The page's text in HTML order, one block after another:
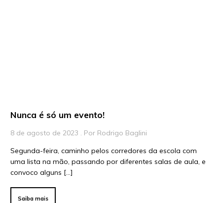
Nunca é só um evento!
8 de agosto de 2023 . Por Rodrigo Baglini
Segunda-feira, caminho pelos corredores da escola com
uma lista na mão, passando por diferentes salas de aula, e
convoco alguns […]
Saiba mais